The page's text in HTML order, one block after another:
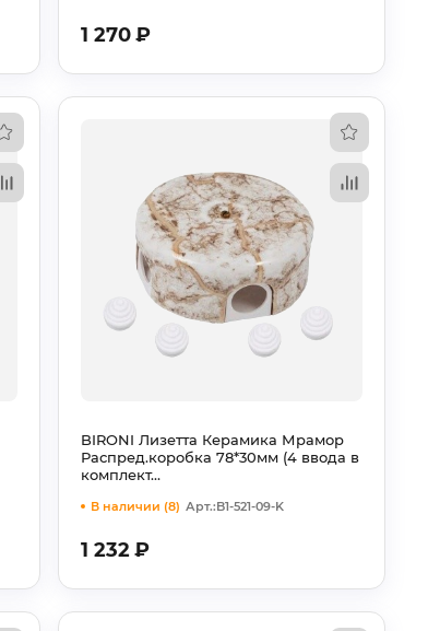
1 270₽
Арт.:B1-521-09-K
В наличии (8)
BIRONI Лизетта Керамика Мрамор
Распред.коробка 78*30мм (4 ввода в
комплект…
1 232₽